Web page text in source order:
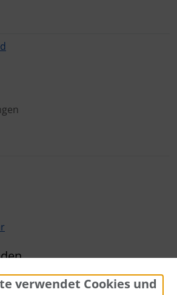
verwendet Cookies und